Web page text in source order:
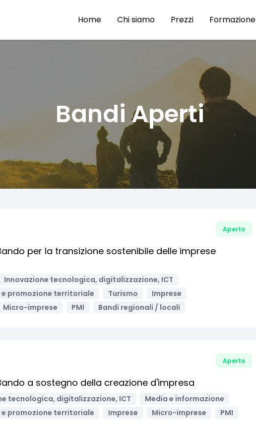
Home Chi siamo Prezzi Formazione
Bandi Aperti
Aperto
per la transizione sostenibile delle imprese
Innovazione tecnologica, digitalizzazione, ICT
e promozione territoriale Turismo
Imprese
Micro-imprese PMI Bandi regionali / locali
Aperto
a sostegno della creazione d'impresa
tecnologica, digitalizzazione, ICT
Media e informazione
e promozione territoriale Imprese Micro-imprese
PMI